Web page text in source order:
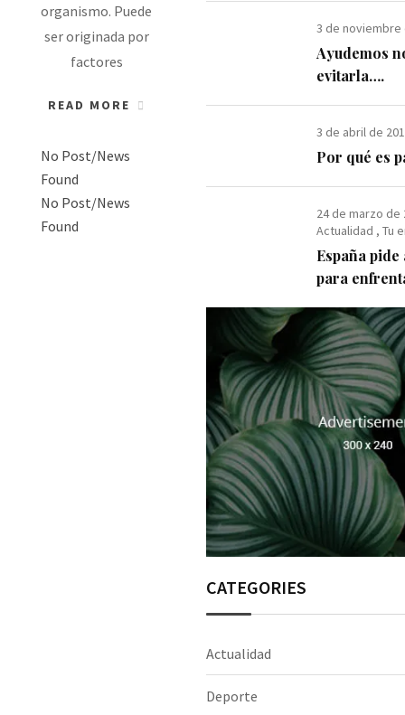
organismo. Puede
ser originada por
factores
READ MORE
No Post/News
Found
No Post/News
Found
3 de noviembre
Ayudemos
evitarla….
3 de abril de
Por qué es
24 de marzo de
Actualidad ,Tu
España
para
CATEGORIES
Actualidad
Deporte